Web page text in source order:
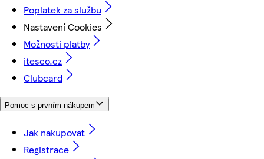
Poplatek za službu
Nastavení Cookies
Možnosti platby
itesco.cz
Clubcard
Pomoc s prvním nákupem
Jak nakupovat
Registrace